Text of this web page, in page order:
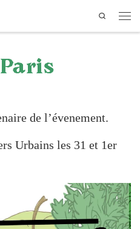
Search
de l’évenement.
Urbains les 31 et 1er